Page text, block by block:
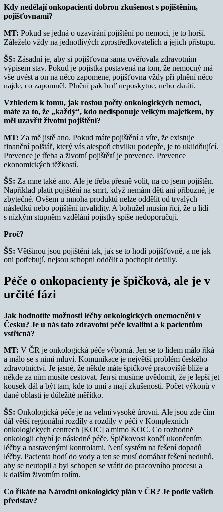
Kdy nedělají onkopacienti dobrou zkušenost s pojištěním,
pojišťovnami?
MT: Pokud se jedná o uzavírání pojištění po nemoci, je to horší.
Záleželo vždy na jednotlivých zprostředkovatelích a jejich přístupu.
ŠS: Zásadní je, aby si pojišťovna sama ověřovala zdravotním
výpisem stav. Pokud je pojistka postavená na tom, že nemocný má
vše uvést a on na něco zapomene, pojišťovna vždy při plnění něco
najde, co zapomněl. Plnění pak buď neposkytne, nebo zkrátí.
Vzhledem k tomu, jak rostou počty onkologických nemocí,
máte za to, že „každý“, kdo nedisponuje velkým majetkem, by
měl uzavřít životní pojištění?
MT: Za mě jistě ano. Pokud máte pojištění a víte, že existuje
finanční polštář, který vás alespoň chvilku podepře, je to uklidňující.
Prevence je třeba a životní pojištění je prevence. Prevence
ekonomických těžkostí.
ŠS: Za mne také ano. Ale je třeba přesně volit, na co jsem pojištěn.
Například platit pojištění na smrt, když nemám děti ani příbuzné, je
zbytečné. Ovšem u mnoha produktů nelze oddělit od trvalých
následků nebo pojištění invalidity. A bohužel musím říci, že u lidí
s nízkým stupněm vzdělání pojistky spíše nedoporučuji.
Proč?
ŠS: Většinou jsou pojištěni tak, jak se to hodí pojišťovně, a ne jak
oni potřebují, nejsou schopni oddělit a pochopit detaily.
Péče o onkopacienty je špičková, ale je v
určité fázi
Jak hodnotíte možnosti léčby onkologických onemocnění v
Česku? Je u nás tato zdravotní péče kvalitní a k pacientům
vstřícná?
MT: V ČR je onkologická péče výborná. Jen se to lidem málo říká
a málo se s nimi mluví. Komunikace je největší problém českého
zdravotnictví. Je jasné, že někde máte špičkové pracoviště blíže a
někde za ním musíte cestovat. Jen si musíme uvědomit, že je lepší jet
kousek dál a být tam, kde to umí a mají zkušenosti. Počet výkonů v
dané oblasti je důležité měřítko.
ŠS: Onkologická péče je na velmi vysoké úrovni. Ale jsou zde čím
dál větší regionální rozdíly a rozdíly v péči v Komplexních
onkologických centrech [KOC] a mimo KOC. Co rozhodně
onkologii chybí je následné péče. Špičkovost končí ukončením
léčby a nastavenými kontrolami. Není systém na řešení dopadů
léčby. Pacienta hodí do vody a ten se musí domáhat řešení neduhů,
aby se neutopil a byl schopen se vrátit do pracovního procesu a
k dalším životním rolím.
Co říkáte na Národní onkologický plán v ČR? Je podle vašich
představ?